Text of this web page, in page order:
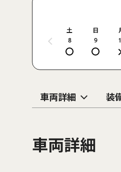
土
8
日
9
車両詳細 装
車両詳細